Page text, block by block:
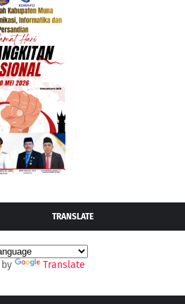
TRANSLATE
Translate